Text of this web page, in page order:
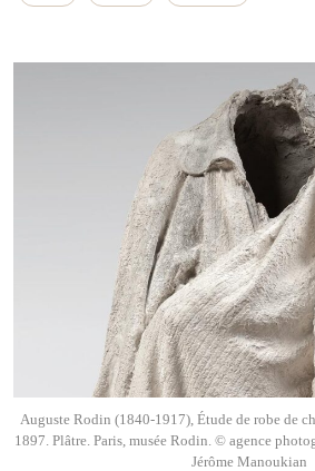
Auguste Rodin (1840-1917), Étude de robe de
1897. Plâtre. Paris, musée Rodin. © agence
Jérôme Manoukian